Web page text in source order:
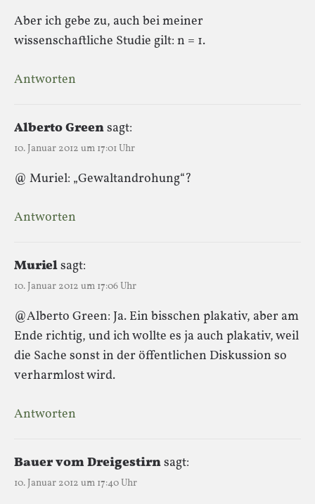
Aber ich gebe zu, auch bei meiner
wissenschaftliche Studie gilt: n = 1.
Antworten
Alberto Greensagt:
10. Januar 2012 um 17:01 Uhr
@ Muriel: „Gewaltandrohung“?
Antworten
Murielsagt:
10. Januar 2012 um 17:06 Uhr
@Alberto Green: Ja. Ein bisschen plakativ, aber am
Ende richtig, und ich wollte es ja auch plakativ, weil
die Sache sonst in der öffentlichen Diskussion so
verharmlost wird.
Antworten
Bauer vom Dreigestirnsagt:
10. Januar 2012 um 17:40 Uhr